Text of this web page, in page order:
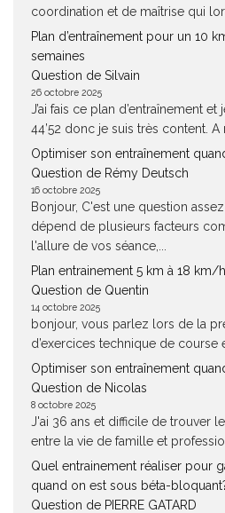
coordination et de maîtrise qui
Plan d’entraînement pour un 10
semaines
Question de Silvain
26 octobre 2025
J’ai fais ce plan d’entraînement
44’52 donc je suis très content. A
Optimiser son entraînement
Question de Rémy Deutsch
16 octobre 2025
Bonjour, C'est une question
dépend de plusieurs facteurs
l'allure de vos séance,...
Plan entrainement 5 km à 18 km/
Question de Quentin
14 octobre 2025
bonjour, vous parlez lors de la
d’exercices technique de course
Optimiser son entraînement
Question de Nicolas
8 octobre 2025
J'ai 36 ans et difficile de trouver
entre la vie de famille et
Quel entrainement réaliser pour
quand on est sous béta-
Question de PIERRE GATARD